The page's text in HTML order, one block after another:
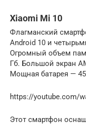
Xiaomi Mi 10
Флагманский
Android 10 и
Огромный объем
Гб. Большой экран
Мощная батарея —
https://youtube.com/
Этот смартфон